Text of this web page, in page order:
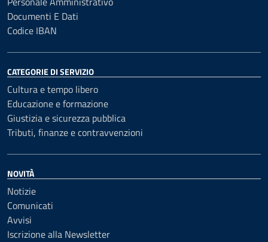
Documenti E Dati
Codice IBAN
CATEGORIE DI SERVIZIO
Cultura e tempo libero
Educazione e formazione
Giustizia e sicurezza pubblica
Tributi, finanze e contravvenzioni
NOVITÀ
Notizie
Comunicati
Avvisi
Iscrizione alla Newsletter